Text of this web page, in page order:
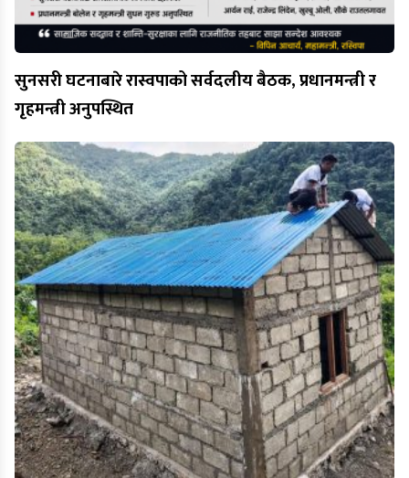
सुनसरी घटनाबारे रास्वपाको सर्वदलीय बैठक, प्रधानमन्त्री र
गृहमन्त्री अनुपस्थित